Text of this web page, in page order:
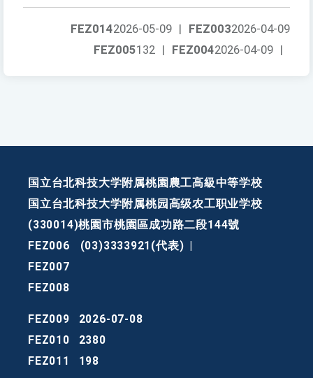
FEZ0032026-04-09
FEZ0142026-05-09 |
FEZ0042026-04-09 |
FEZ005132 |
国立台北科技大学附属桃園農工高級中等学校
国立台北科技大学附属桃园高级农工职业学校
(330014)桃園市桃園區成功路二段144號
FEZ006
(03)3333921(代表)
FEZ007
FEZ008
FEZ009
2026-07-08
FEZ010
2380
FEZ011
198